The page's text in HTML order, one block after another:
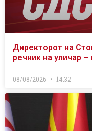
Директорот на
речник на уличар
08/08/2026 14:32